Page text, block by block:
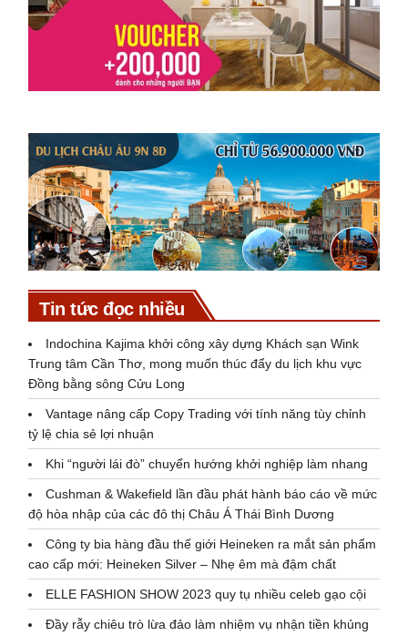
Tin tức đọc nhiều
Indochina Kajima khởi công xây dựng Khách sạn Wink
Trung tâm Cần Thơ, mong muốn thúc đẩy du lịch khu vực
Đồng bằng sông Cửu Long
Vantage nâng cấp Copy Trading với tính năng tùy chỉnh
tỷ lệ chia sẻ lợi nhuận
Khi “người lái đò” chuyển hướng khởi nghiệp làm nhang
Cushman & Wakefield lần đầu phát hành báo cáo về mức
độ hòa nhập của các đô thị Châu Á Thái Bình Dương
Công ty bia hàng đầu thế giới Heineken ra mắt sản phẩm
cao cấp mới: Heineken Silver – Nhẹ êm mà đậm chất
ELLE FASHION SHOW 2023 quy tụ nhiều celeb gạo cội
Đầy rẫy chiêu trò lừa đảo làm nhiệm vụ nhận tiền khủng